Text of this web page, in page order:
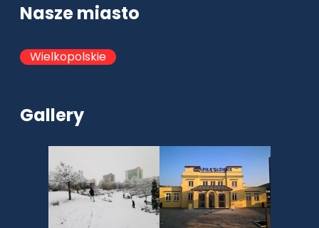
Nasze miasto
Wielkopolskie
Gallery